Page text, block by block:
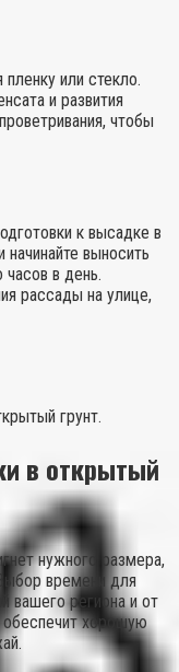
или стекло.
и развития
чтобы
к высадке в
выносить
в день.
рассады на улице,
грунт.
в открытый
нужного размера,
времени для
вашего региона и от
обеспечит хорошую